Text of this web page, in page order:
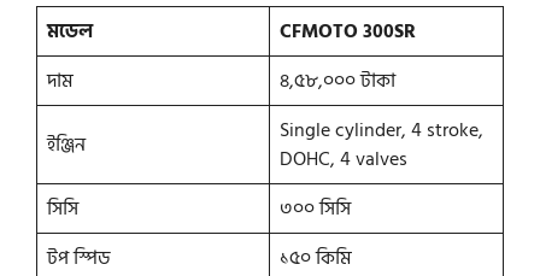
মডেল
CFMOTO 300SR
দাম
৪,৫৮,০০০ টাকা
ইঞ্জিন
Single cylinder, 4 stroke,
DOHC, 4 valves
সিসি
৩০০ সিসি
টপ স্পিড
১৫০ কিমি